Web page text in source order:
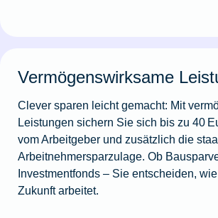
Vermögenswirksame
Clever sparen leicht gemacht: Mit
Leistungen sichern Sie sich bis zu 40
vom Arbeitgeber und zusätzlich die
Arbeitnehmersparzulage. Ob
Investmentfonds – Sie entscheiden,
Zukunft arbeitet.